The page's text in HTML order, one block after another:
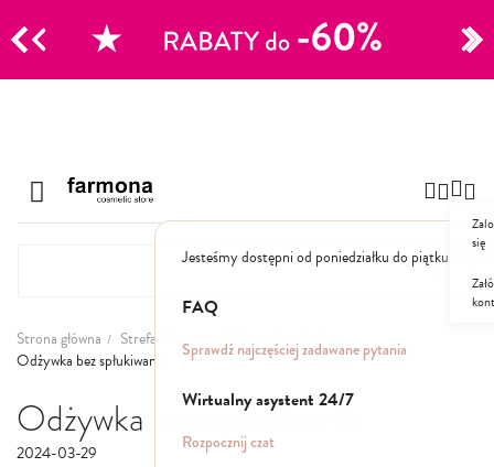
treści
Jesteśmy dostępni od poniedziałku do piątku:
FAQ
Sprawdź najczęściej zadawane pytania
Wirtualny asystent 24/7
Rozpocznij czat
się
Polecane
Naturalne
Specjalistyczne
Odżywki, maski, serum
Kuracje i wcierki
Mgiełki
Stylizacja
Strona główna Strefa Beauty
Pielęgnacja włosów
Odżywka bez spłukiwania
Odżywka bez spłukiwania
2024-03-29